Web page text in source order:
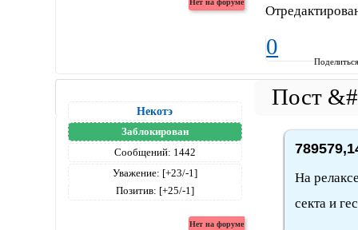
0
Некотэ
Заблокирован
Сообщений: 1442
Уважение: [+23/-1]
Позитив: [+25/-1]
На
секта и